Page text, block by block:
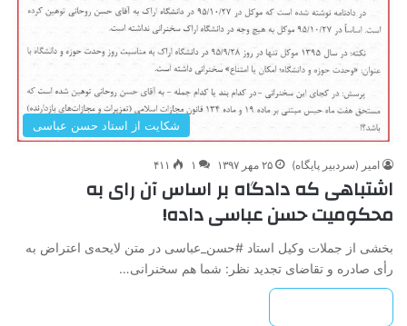
شکایت از استاد حسن عباسی
امیر (سردبیر پایگاه) ۲۵ مهر ۱۳۹۷ ۱ ۴۱۱
اشتباهی که دادگاه بر اساس آن رای به
محکومیت حسن عباسی داده!
بخشی از جملات وکیل استاد #حسن_عباسی در متن لایحه‌ی اعتراض به
رأی صادره و تقاضای تجدید نظر: شما هم سخنرانی…